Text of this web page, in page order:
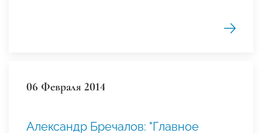
06 Февраля 2014
Александр Бречалов: "Главное